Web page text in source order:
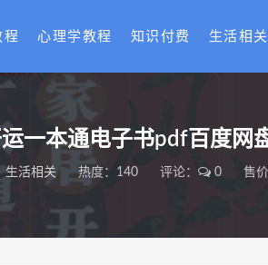
程 心理学教程 知识付费 生活相关
一本通电子书pdf百度网
生活相关 热度：140 评论： 0 售